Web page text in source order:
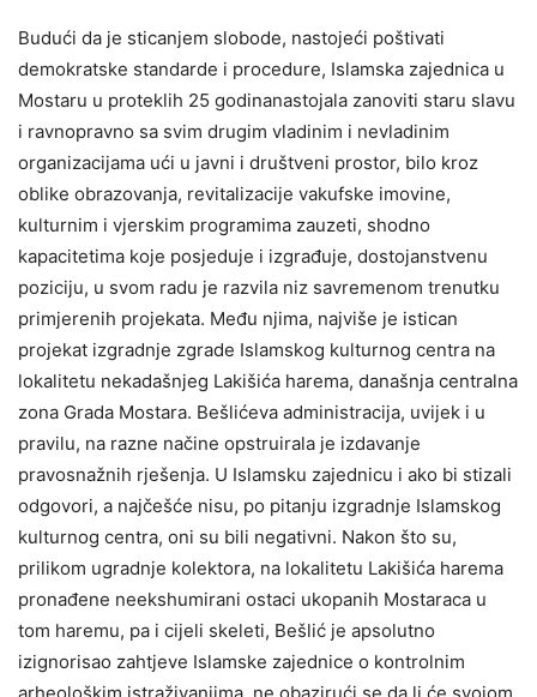
Budući da je sticanjem slobode, nastojeći poštivati
demokratske standarde i procedure, Islamska zajednica u
Mostaru u proteklih 25 godinanastojala zanoviti staru slavu
i ravnopravno sa svim drugim vladinim i nevladinim
organizacijama ući u javni i društveni prostor, bilo kroz
oblike obrazovanja, revitalizacije vakufske imovine,
kulturnim i vjerskim programima zauzeti, shodno
kapacitetima koje posjeduje i izgrađuje, dostojanstvenu
poziciju, u svom radu je razvila niz savremenom trenutku
primjerenih projekata. Među njima, najviše je istican
projekat izgradnje zgrade Islamskog kulturnog centra na
lokalitetu nekadašnjeg Lakišića harema, današnja centralna
zona Grada Mostara. Bešlićeva administracija, uvijek i u
pravilu, na razne načine opstruirala je izdavanje
pravosnažnih rješenja. U Islamsku zajednicu i ako bi stizali
odgovori, a najčešće nisu, po pitanju izgradnje Islamskog
kulturnog centra, oni su bili negativni. Nakon što su,
prilikom ugradnje kolektora, na lokalitetu Lakišića harema
pronađene neekshumirani ostaci ukopanih Mostaraca u
tom haremu, pa i cijeli skeleti, Bešlić je apsolutno
izignorisao zahtjeve Islamske zajednice o kontrolnim